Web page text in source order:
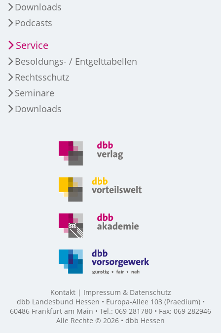
Downloads
Podcasts
Service
Besoldungs- / Entgelttabellen
Rechtsschutz
Seminare
Downloads
Kontakt
Impressum & Datenschutz
dbb Landesbund Hessen • Europa-Allee 103 (Praedium) •
60486 Frankfurt am Main • Tel.: 069 281780 • Fax: 069 282946
Alle Rechte © 2026 • dbb Hessen